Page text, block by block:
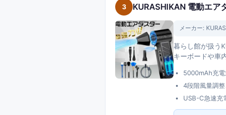
3 KURASHIKAN 電動エ
メーカー:
暮らし館が扱う
キーボードや車
5000mAh充電
4段階風量調
USB-C急速充